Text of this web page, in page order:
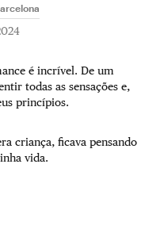
é incrível. De um
todas as sensações e,
princípios.
criança, ficava pensando
vida.